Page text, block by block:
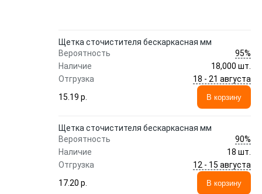
Щетка сточистителя бескаркасная мм
Вероятность
95%
Наличие
18,000 шт.
Отгрузка
18 - 21 августа
15.19 p.
В корзину
Щетка сточистителя бескаркасная мм
Вероятность
90%
Наличие
18 шт.
Отгрузка
12 - 15 августа
17.20 p.
В корзину